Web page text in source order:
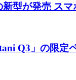
型が発売 ス
Q3」の限定